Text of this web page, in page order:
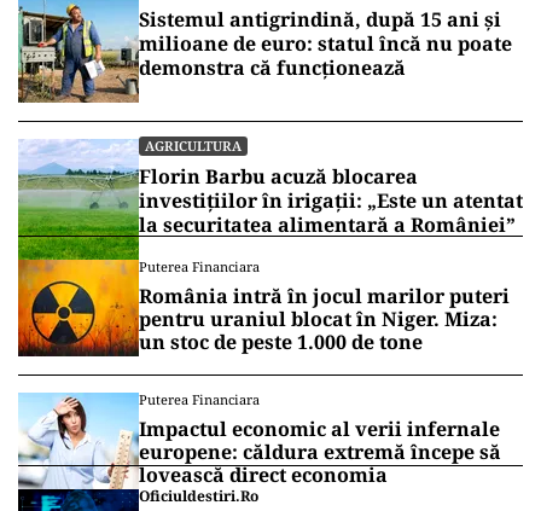
Sistemul antigrindină, după 15 ani și
milioane de euro: statul încă nu poate
demonstra că funcționează
AGRICULTURA
Florin Barbu acuză blocarea
investițiilor în irigații: „Este un atentat
la securitatea alimentară a României”
Puterea Financiara
România intră în jocul marilor puteri
pentru uraniul blocat în Niger. Miza:
un stoc de peste 1.000 de tone
Puterea Financiara
Impactul economic al verii infernale
europene: căldura extremă începe să
lovească direct economia
Oficiuldestiri.ro